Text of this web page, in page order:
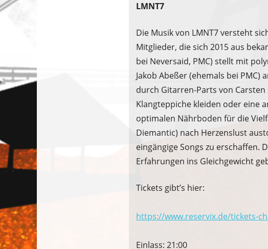
LMNT7
Die Musik von LMNT7 versteht
Mitglieder, die sich 2015 aus
bei Neversaid, PMC) stellt mit
Jakob Abeßer (ehemals bei
durch Gitarren-Parts von
Klangteppiche kleiden oder eine
optimalen Nährboden für die
Diemantic) nach Herzenslust
eingängige Songs zu erschaffen.
Erfahrungen ins Gleichgewicht
Tickets gibt’s hier:
https://www.reservix.de/tickets-
Einlass: 21:00